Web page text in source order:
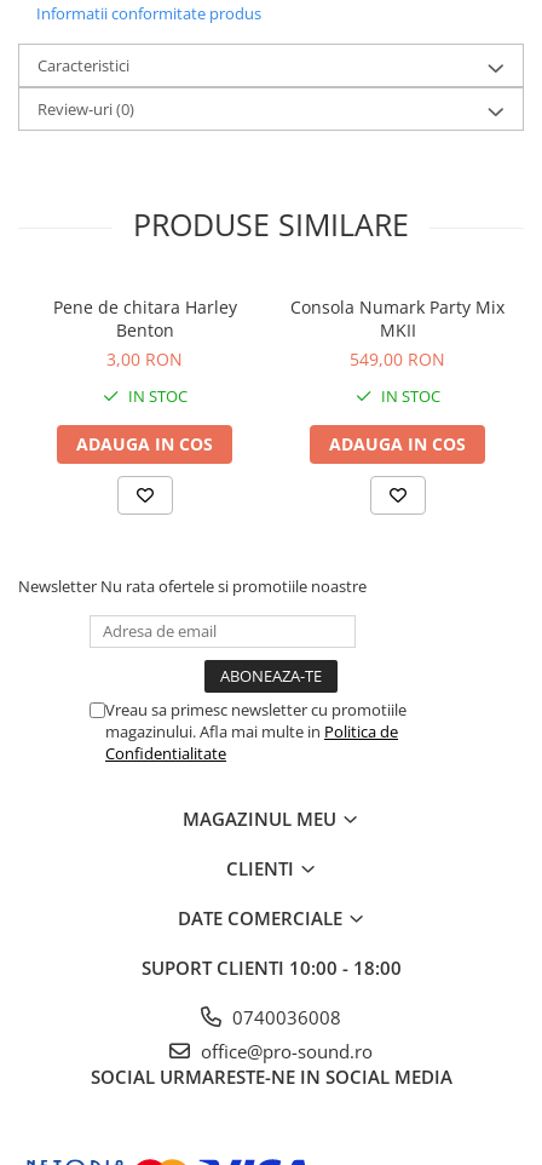
Cabluri de Alimentare
Case-uri de lumini
Comenzi si controllere
Ecrane LED
Par Led si Pinspot
Scene şi Ring-uri de Dans
Stative si schela lumini
Instrumente Muzicale
Chitare si bass
Instrumente de suflat
Instrumente si jucarii pentru copii
Instrumente traditionale
Accesorii DJ
Controllere MIDI - USB DAW
Samplere si controllere
Stative si pupitre DJ
Informatii conformitate produs
Caracteristici
Review-uri(0)
PRODUSE SIMILARE
Pene de chitara Harley
Benton
3,00 RON
IN STOC
ADAUGA IN COS
Consola Numark Party Mix
MKII
549,00 RON
IN STOC
ADAUGA IN COS
Newsletter Nu rata ofertele si promotiile noastre
Vreau sa primesc newsletter cu promotiile
magazinului. Afla mai multe in Politica de
Confidentialitate
MAGAZINUL MEU
CLIENTI
DATE COMERCIALE
SUPORT CLIENTI 10:00 - 18:00
0740036008
office@pro-sound.ro
SOCIAL URMARESTE-NE IN SOCIAL MEDIA